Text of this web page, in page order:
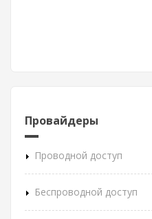
Провайдеры
Проводной доступ
Беспроводной доступ